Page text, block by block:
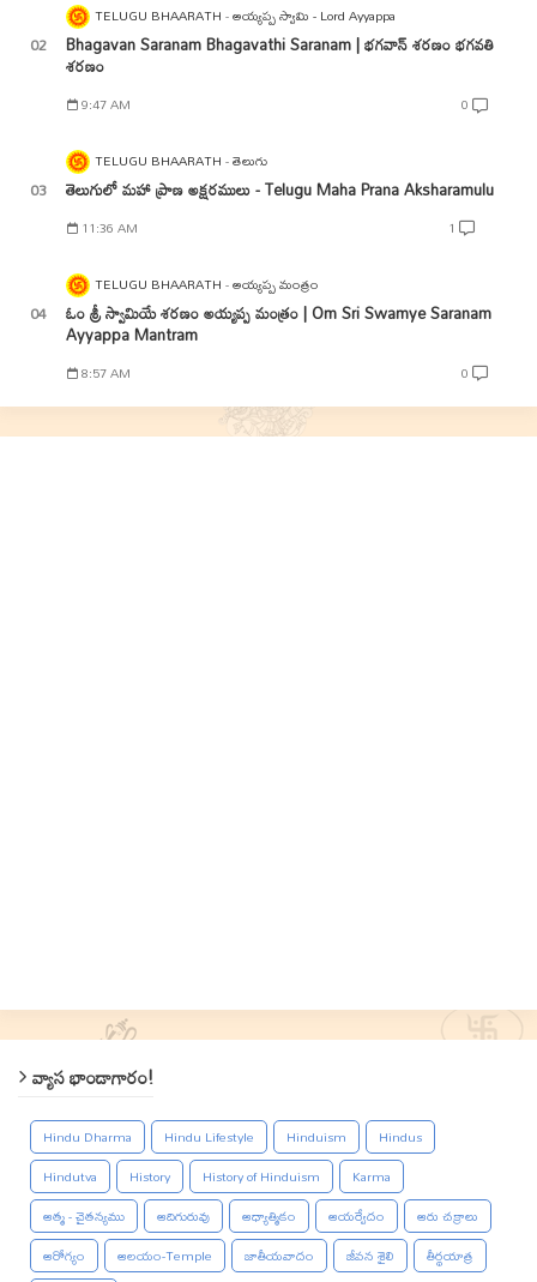
TELUGU BHAARATH అయ్యప్ప స్వామి - Lord Ayyappa
Bhagavan Saranam Bhagavathi Saranam | భగవాన్ శరణం భగవతి
శరణం
9:47 AM 0
TELUGU BHAARATH తెలుగు
తెలుగులో మహా ప్రాణ అక్షరములు - Telugu Maha Prana Aksharamulu
11:36 AM 1
TELUGU BHAARATH అయ్యప్ప మంత్రం
ఓం శ్రీ స్వామియే శరణం అయ్యప్ప మంత్రం | Om Sri Swamye Saranam
Ayyappa Mantram
8:57 AM 0
వ్యాస భాండాగారం!
Hindu Dharma Hindu Lifestyle Hinduism
Hindus
Hindutva
History History of Hinduism
Karma
ఆత్మ - చైతన్యము
ఆదిగురువు ఆధ్యాత్మికం ఆయర్వేదం
ఆరు చక్రాలు
ఆరోగ్యం
ఆలయం-Temple జాతీయవాదం జీవన శైలి
తీర్థయాత్ర